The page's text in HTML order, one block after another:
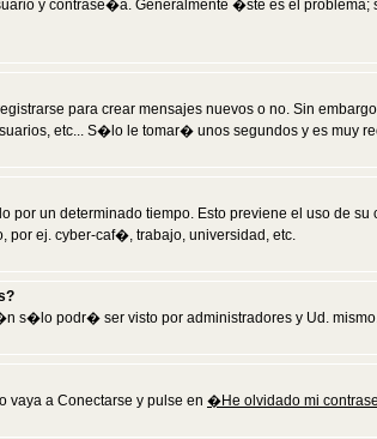
y contrase�a. Generalmente �ste es el
para crear mensajes nuevos o no. Sin
etc... S�lo le tomar� unos segundos y es muy
un determinado tiempo. Esto previene el uso de
por ej. cyber-caf�, trabajo, universidad, etc.
s�lo podr� ser visto por administradores y Ud.
a Conectarse y pulse en �He olvidado mi